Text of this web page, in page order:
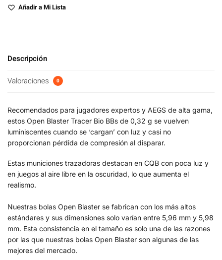
Añadir a Mi Lista
Descripción
Valoraciones 0
Recomendados para jugadores expertos y AEGS de alta gama,
estos Open Blaster Tracer Bio BBs de 0,32 g se vuelven
luminiscentes cuando se ‘cargan’ con luz y casi no
proporcionan pérdida de compresión al disparar.
Estas municiones trazadoras destacan en CQB con poca luz y
en juegos al aire libre en la oscuridad, lo que aumenta el
realismo.
Nuestras bolas Open Blaster se fabrican con los más altos
estándares y sus dimensiones solo varían entre 5,96 mm y 5,98
mm. Esta consistencia en el tamaño es solo una de las razones
por las que nuestras bolas Open Blaster son algunas de las
mejores del mercado.